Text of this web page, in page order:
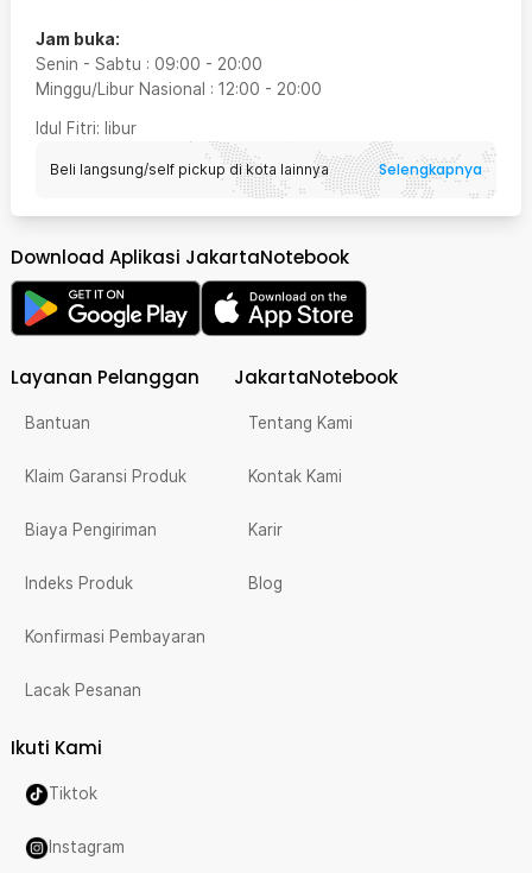
Jam buka:
Senin - Sabtu : 09:00 - 20:00
Minggu/Libur Nasional : 12:00 - 20:00
Idul Fitri: libur
Beli langsung/self pickup di kota lainnya Selengkapnya
Download Aplikasi JakartaNotebook
Layanan Pelanggan
Bantuan
Klaim Garansi Produk
Biaya Pengiriman
Indeks Produk
Konfirmasi Pembayaran
Lacak Pesanan
JakartaNotebook
Tentang Kami
Kontak Kami
Karir
Blog
Ikuti Kami
Tiktok
Instagram